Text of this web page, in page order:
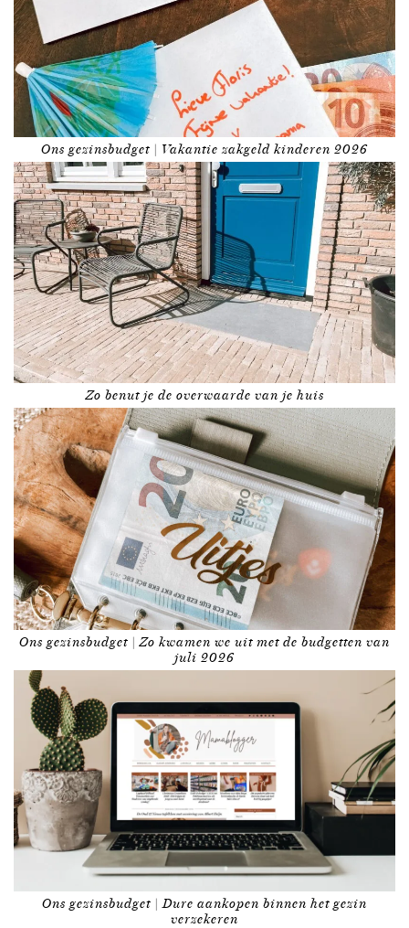
Ons gezinsbudget | Vakantie zakgeld kinderen 2026
Zo benut je de overwaarde van je huis
Ons gezinsbudget | Zo kwamen we uit met de budgetten van
juli 2026
Ons gezinsbudget | Dure aankopen binnen het gezin
verzekeren